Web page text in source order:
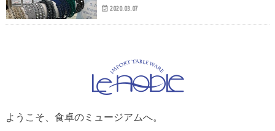
2020.03.07
ようこそ、食卓のミュージアムへ。